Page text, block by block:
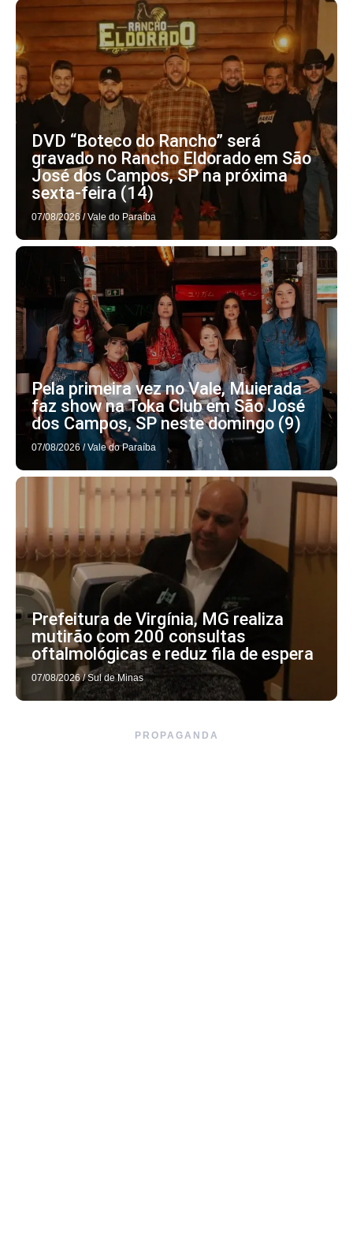
DVD “Boteco do Rancho” será
gravado no Rancho Eldorado em São
José dos Campos, SP na próxima
sexta-feira (14)
07/08/2026 / Vale do Paraíba
Pela primeira vez no Vale, Muierada
faz show na Toka Club em São José
dos Campos, SP neste domingo (9)
07/08/2026 / Vale do Paraíba
Prefeitura de Virgínia, MG realiza
mutirão com 200 consultas
oftalmológicas e reduz fila de espera
07/08/2026 / Sul de Minas
PROPAGANDA